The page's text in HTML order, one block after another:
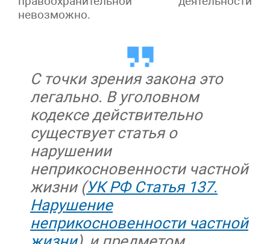
невозможно.
С точки зрения закона это
легально. В уголовном
кодексе действительно
существует статья о
нарушении
неприкосновенности частной
жизни (УК РФ Статья 137.
Нарушение
неприкосновенности частной